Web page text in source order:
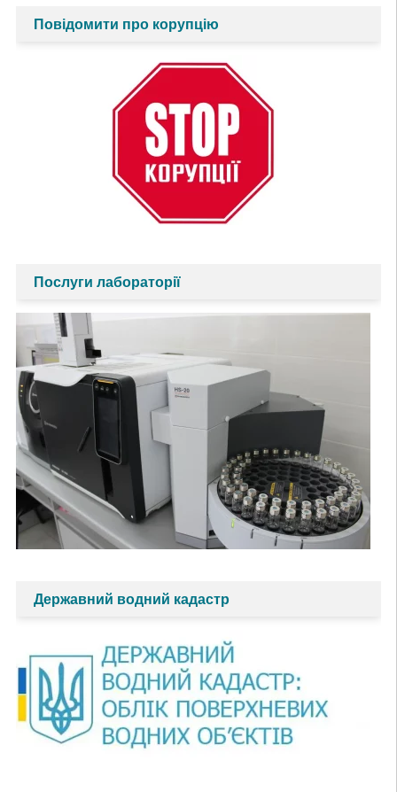
Повідомити про корупцію
Послуги лабораторії
Державний водний кадастр